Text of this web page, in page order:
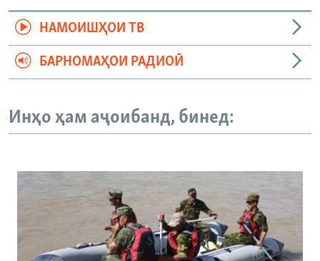
НАМОИШҲОИ ТВ
БАРНОМАҲОИ РАДИОӢ
Инҳо ҳам аҷоибанд, бинед: